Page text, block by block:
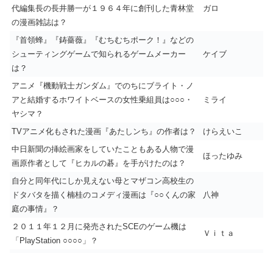
代編集長の長井勝一が１９６４年に創刊した青林堂
の漫画雑誌は？
ガロ
『首領蜂』『鋳薔薇』『むちむちポーク！』などの
シューティングゲームで知られるゲームメーカー
は？
ケイブ
アニメ『機動戦士ガンダム』でのちにブライト・ノ
アと結婚するホワイトベースの女性乗組員は○○○・
ヤシマ？
ミライ
TVアニメ化もされた漫画『あたしンち』の作者は？
けらえいこ
中日新聞の挿絵画家をしていたこともある人物で漫
画原作者として『ヒカルの碁』を手がけたのは？
ほったゆみ
自分と同年代にしか見えない母とマザコン高校生の
ドタバタを描く楠桂のコメディ漫画は『○○くんの家
庭の事情』？
八神
２０１１年１２月に発売されたSCEのゲーム機は
「PlayStation ○○○○」？
Ｖｉｔａ